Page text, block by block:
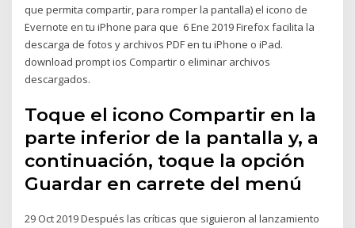
que permita compartir, para romper la pantalla) el icono de
Evernote en tu iPhone para que 6 Ene 2019 Firefox facilita la
descarga de fotos y archivos PDF en tu iPhone o iPad.
download prompt ios Compartir o eliminar archivos
descargados.
Toque el icono Compartir en la
parte inferior de la pantalla y, a
continuación, toque la opción
Guardar en carrete del menú
29 Oct 2019 Después las críticas que siguieron al lanzamiento